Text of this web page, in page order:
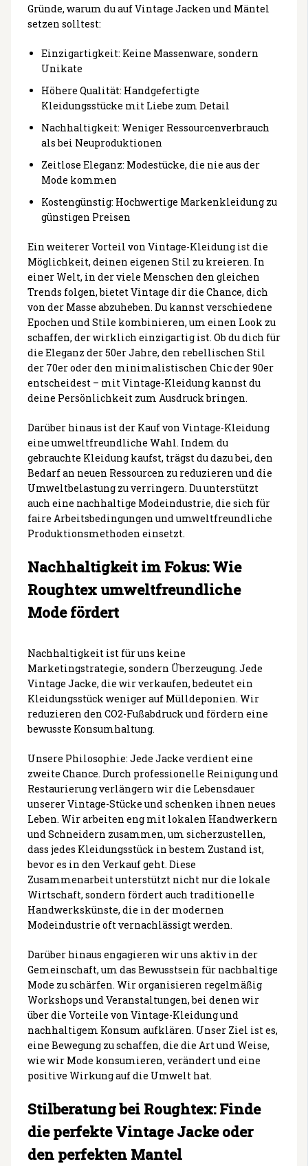
Gründe, warum du auf Vintage Jacken und Mäntel
setzen solltest:
Einzigartigkeit: Keine Massenware, sondern
Unikate
Höhere Qualität: Handgefertigte
Kleidungsstücke mit Liebe zum Detail
Nachhaltigkeit: Weniger Ressourcenverbrauch
als bei Neuproduktionen
Zeitlose Eleganz: Modestücke, die nie aus der
Mode kommen
Kostengünstig: Hochwertige Markenkleidung zu
günstigen Preisen
Ein weiterer Vorteil von Vintage-Kleidung ist die
Möglichkeit, deinen eigenen Stil zu kreieren. In
einer Welt, in der viele Menschen den gleichen
Trends folgen, bietet Vintage dir die Chance, dich
von der Masse abzuheben. Du kannst verschiedene
Epochen und Stile kombinieren, um einen Look zu
schaffen, der wirklich einzigartig ist. Ob du dich für
die Eleganz der 50er Jahre, den rebellischen Stil
der 70er oder den minimalistischen Chic der 90er
entscheidest – mit Vintage-Kleidung kannst du
deine Persönlichkeit zum Ausdruck bringen.
Darüber hinaus ist der Kauf von Vintage-Kleidung
eine umweltfreundliche Wahl. Indem du
gebrauchte Kleidung kaufst, trägst du dazu bei, den
Bedarf an neuen Ressourcen zu reduzieren und die
Umweltbelastung zu verringern. Du unterstützt
auch eine nachhaltige Modeindustrie, die sich für
faire Arbeitsbedingungen und umweltfreundliche
Produktionsmethoden einsetzt.
Nachhaltigkeit im Fokus: Wie
Roughtex umweltfreundliche
Mode fördert
Nachhaltigkeit ist für uns keine
Marketingstrategie, sondern Überzeugung. Jede
Vintage Jacke, die wir verkaufen, bedeutet ein
Kleidungsstück weniger auf Mülldeponien. Wir
reduzieren den CO2-Fußabdruck und fördern eine
bewusste Konsumhaltung.
Unsere Philosophie: Jede Jacke verdient eine
zweite Chance. Durch professionelle Reinigung und
Restaurierung verlängern wir die Lebensdauer
unserer Vintage-Stücke und schenken ihnen neues
Leben. Wir arbeiten eng mit lokalen Handwerkern
und Schneidern zusammen, um sicherzustellen,
dass jedes Kleidungsstück in bestem Zustand ist,
bevor es in den Verkauf geht. Diese
Zusammenarbeit unterstützt nicht nur die lokale
Wirtschaft, sondern fördert auch traditionelle
Handwerkskünste, die in der modernen
Modeindustrie oft vernachlässigt werden.
Darüber hinaus engagieren wir uns aktiv in der
Gemeinschaft, um das Bewusstsein für nachhaltige
Mode zu schärfen. Wir organisieren regelmäßig
Workshops und Veranstaltungen, bei denen wir
über die Vorteile von Vintage-Kleidung und
nachhaltigem Konsum aufklären. Unser Ziel ist es,
eine Bewegung zu schaffen, die die Art und Weise,
wie wir Mode konsumieren, verändert und eine
positive Wirkung auf die Umwelt hat.
Stilberatung bei Roughtex: Finde
die perfekte Vintage Jacke oder
den perfekten Mantel